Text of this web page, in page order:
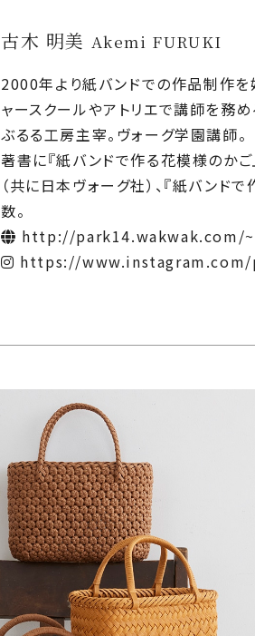
古木 明美 Akemi FURUKI
2000年より紙バンドでの作品制作を
ャースクールやアトリエで講師を務め
ぶるる工房主宰。ヴォーグ学園講師。
著書に『紙バンドで作る花模様のか
（共に日本ヴォーグ社）、『紙バンド
数。
http://park14.wakwak.com/
https://